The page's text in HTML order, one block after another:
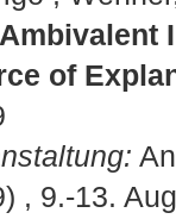
of
, 9.-13.